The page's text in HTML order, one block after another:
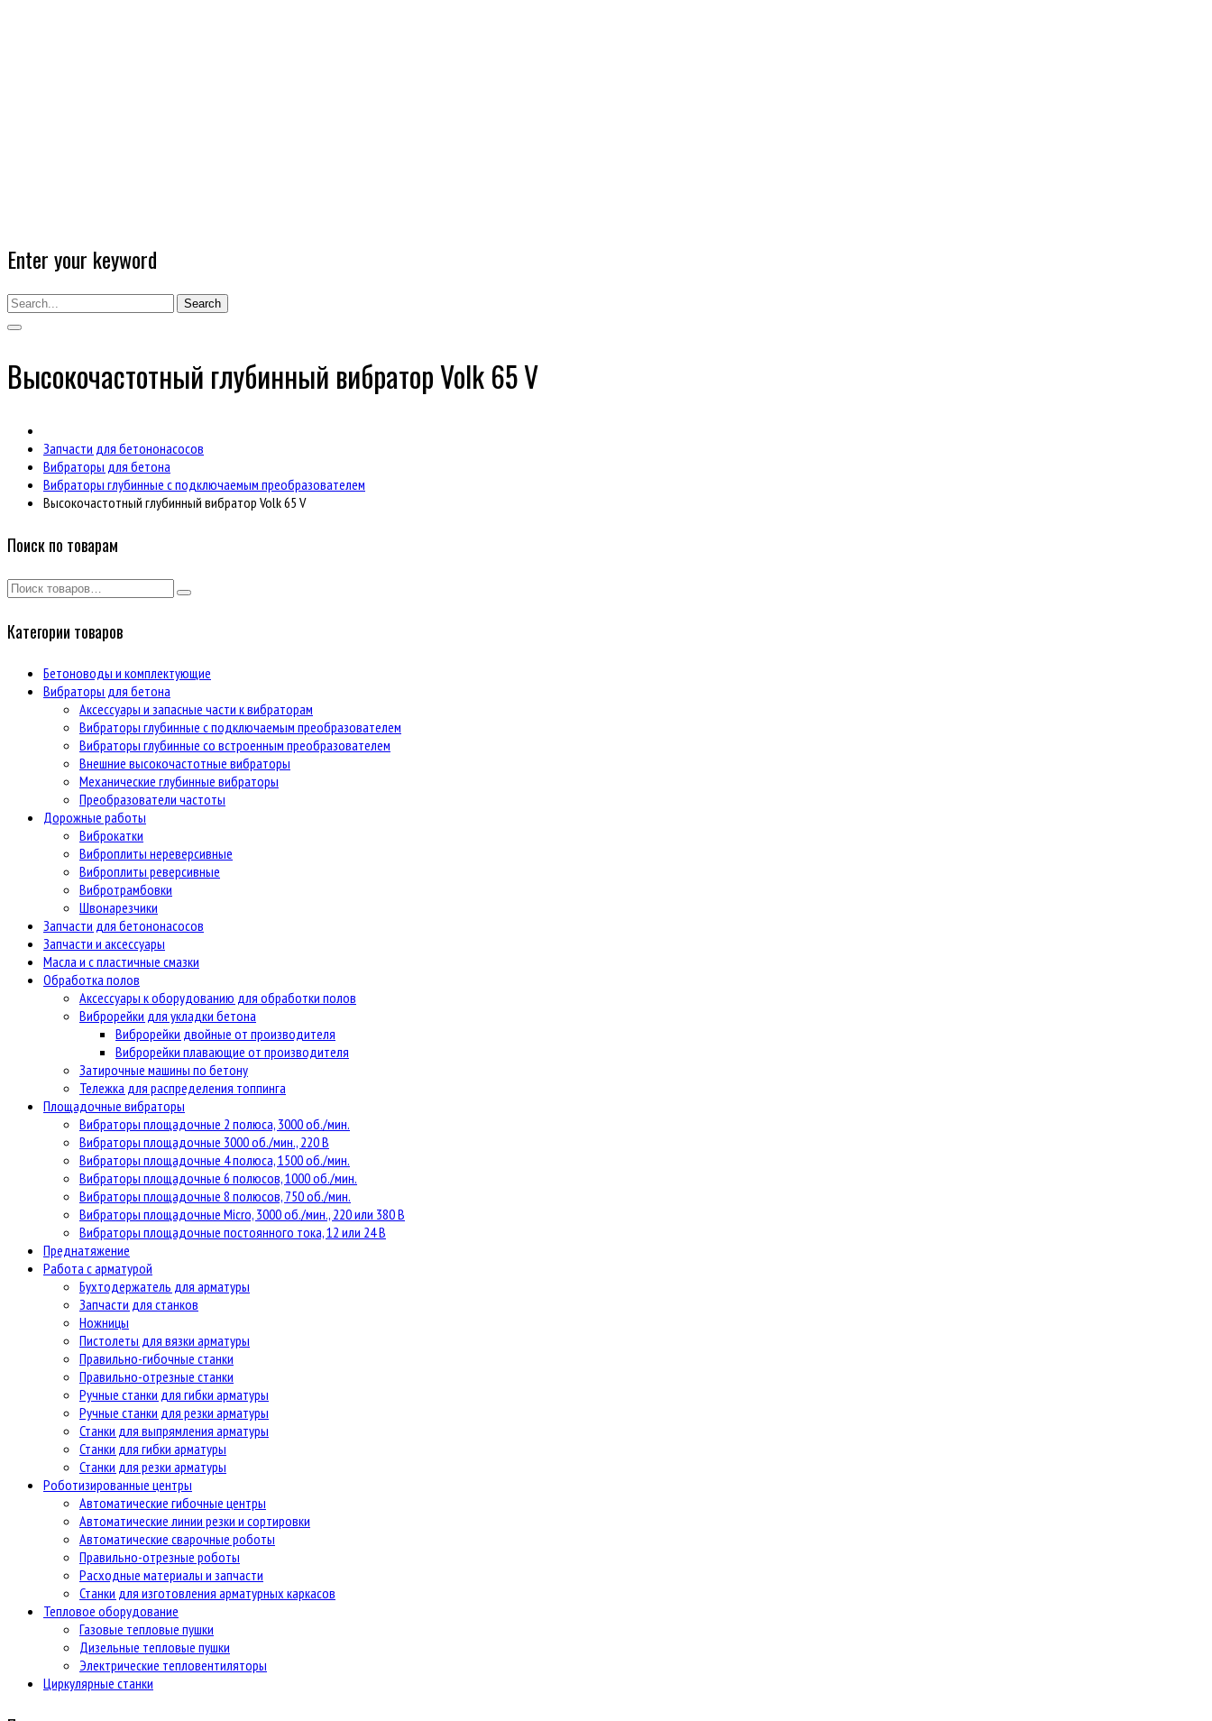
Enter your keyword
Search
Высокочастотный глубинный вибратор Volk 65 V
Запчасти для бетононасосов
Вибраторы для бетона
Вибраторы глубинные с подключаемым преобразователем
Высокочастотный глубинный вибратор Volk 65 V
Поиск по товарам
Категории товаров
Бетоноводы и комплектующие
Вибраторы для бетона
Аксессуары и запасные части к вибраторам
Вибраторы глубинные с подключаемым преобразователем
Вибраторы глубинные со встроенным преобразователем
Внешние высокочастотные вибраторы
Механические глубинные вибраторы
Преобразователи частоты
Дорожные работы
Виброкатки
Виброплиты нереверсивные
Виброплиты реверсивные
Вибротрамбовки
Швонарезчики
Запчасти для бетононасосов
Запчасти и аксессуары
Масла и с пластичные смазки
Обработка полов
Аксессуары к оборудованию для обработки полов
Виброрейки для укладки бетона
Виброрейки двойные от производителя
Виброрейки плавающие от производителя
Затирочные машины по бетону
Тележка для распределения топпинга
Площадочные вибраторы
Вибраторы площадочные 2 полюса, 3000 об./мин.
Вибраторы площадочные 3000 об./мин., 220 В
Вибраторы площадочные 4 полюса, 1500 об./мин.
Вибраторы площадочные 6 полюсов, 1000 об./мин.
Вибраторы площадочные 8 полюсов, 750 об./мин.
Вибраторы площадочные Micro, 3000 об./мин., 220 или 380 В
Вибраторы площадочные постоянного тока, 12 или 24 В
Преднатяжение
Работа с арматурой
Бухтодержатель для арматуры
Запчасти для станков
Ножницы
Пистолеты для вязки арматуры
Правильно-гибочные станки
Правильно-отрезные станки
Ручные станки для гибки арматуры
Ручные станки для резки арматуры
Станки для выпрямления арматуры
Станки для гибки арматуры
Станки для резки арматуры
Роботизированные центры
Автоматические гибочные центры
Автоматические линии резки и сортировки
Автоматические сварочные роботы
Правильно-отрезные роботы
Расходные материалы и запчасти
Станки для изготовления арматурных каркасов
Тепловое оборудование
Газовые тепловые пушки
Дизельные тепловые пушки
Электрические тепловентиляторы
Циркулярные станки